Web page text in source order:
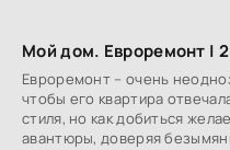
Мой дом. Евроремонт |
Евроремонт – очень
чтобы его квартира
стиля, но как добиться
авантюры, доверяя